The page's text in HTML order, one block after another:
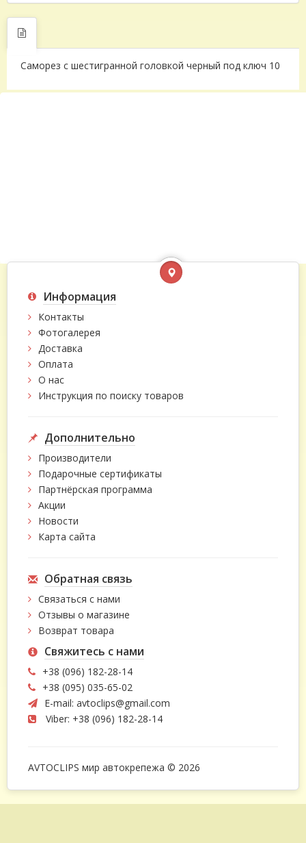
Cаморез с шестигранной головкой черный под ключ 10
Информация
Контакты
Фотогалерея
Доставка
Оплата
О нас
Инструкция по поиску товаров
Дополнительно
Производители
Подарочные сертификаты
Партнёрская программа
Акции
Новости
Карта сайта
Обратная связь
Связаться с нами
Отзывы о магазине
Возврат товара
Свяжитесь с нами
+38 (096) 182-28-14
+38 (095) 035-65-02
E-mail: avtoclips@gmail.com
Viber: +38 (096) 182-28-14
AVTOCLIPS мир автокрепежа © 2026